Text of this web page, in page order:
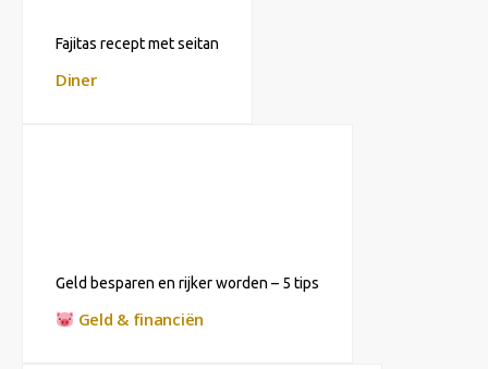
Fajitas recept met seitan
Diner
Geld besparen en rijker worden – 5 tips
Geld & financiën